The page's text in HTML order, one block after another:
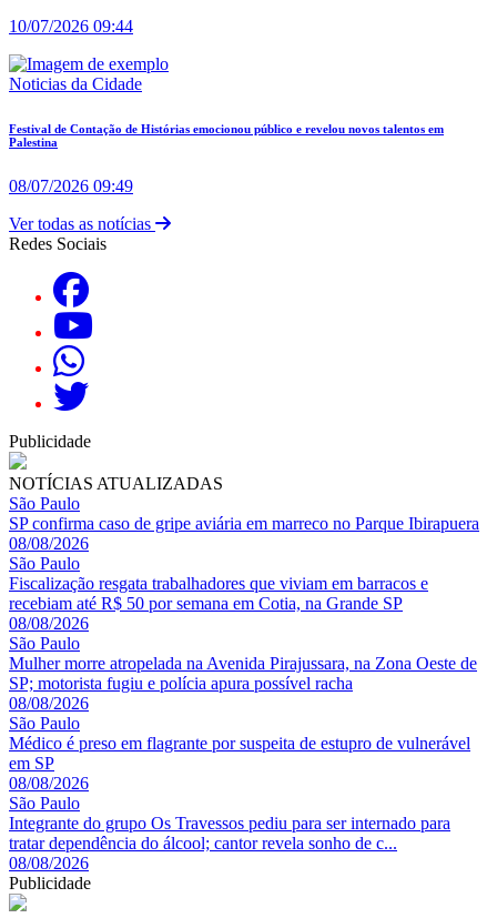
10/07/2026 09:44
Noticias da Cidade
Festival de Contação de Histórias emocionou público e revelou novos talentos em
Palestina
08/07/2026 09:49
Ver todas as notícias
Redes Sociais
Publicidade
NOTÍCIAS ATUALIZADAS
São Paulo
SP confirma caso de gripe aviária em marreco no Parque Ibirapuera
08/08/2026
São Paulo
Fiscalização resgata trabalhadores que viviam em barracos e
recebiam até R$ 50 por semana em Cotia, na Grande SP
08/08/2026
São Paulo
Mulher morre atropelada na Avenida Pirajussara, na Zona Oeste de
SP; motorista fugiu e polícia apura possível racha
08/08/2026
São Paulo
Médico é preso em flagrante por suspeita de estupro de vulnerável
em SP
08/08/2026
São Paulo
Integrante do grupo Os Travessos pediu para ser internado para
tratar dependência do álcool; cantor revela sonho de c...
08/08/2026
Publicidade